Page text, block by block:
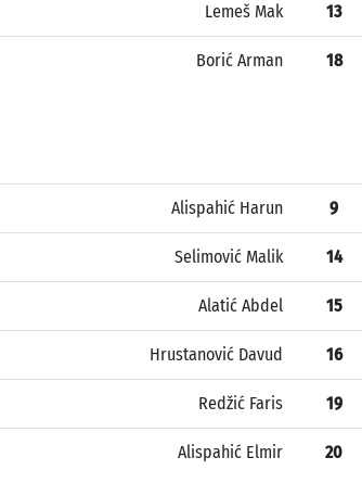
Lemeš Mak 13
Borić Arman 18
Alispahić Harun 9
Selimović Malik 14
Alatić Abdel 15
Hrustanović Davud 16
Redžić Faris 19
Alispahić Elmir 20